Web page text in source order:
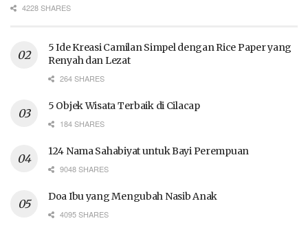
4228 SHARES
5 Ide Kreasi Camilan Simpel dengan Rice Paper yang
Renyah dan Lezat
264 SHARES
5 Objek Wisata Terbaik di Cilacap
184 SHARES
124 Nama Sahabiyat untuk Bayi Perempuan
9048 SHARES
Doa Ibu yang Mengubah Nasib Anak
4095 SHARES